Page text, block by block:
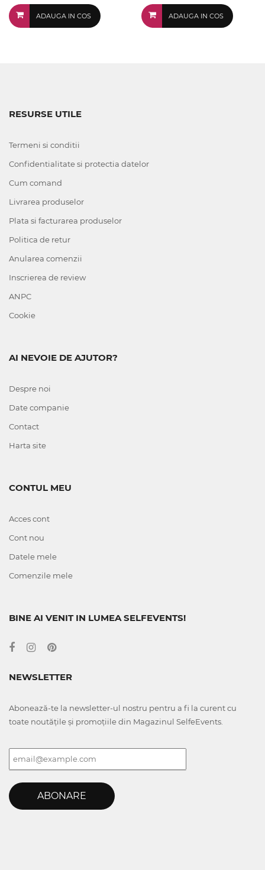
ADAUGA IN COS ADAUGA IN COS
RESURSE UTILE
Termeni si conditii
Confidentialitate si protectia datelor
Cum comand
Livrarea produselor
Plata si facturarea produselor
Politica de retur
Anularea comenzii
Inscrierea de review
ANPC
Cookie
AI NEVOIE DE AJUTOR?
Despre noi
Date companie
Contact
Harta site
CONTUL MEU
Acces cont
Cont nou
Datele mele
Comenzile mele
BINE AI VENIT IN LUMEA SELFEVENTS!
NEWSLETTER
Abonează-te la newsletter-ul nostru pentru a fi la curent cu
toate noutățile și promoțiile din Magazinul SelfeEvents.
ABONARE